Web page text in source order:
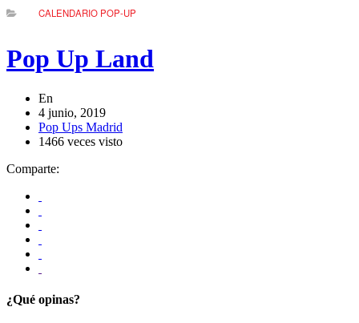
CALENDARIO POP-UP
Pop Up Land
En
4 junio, 2019
Pop Ups Madrid
1466 veces visto
Comparte:
¿Qué opinas?